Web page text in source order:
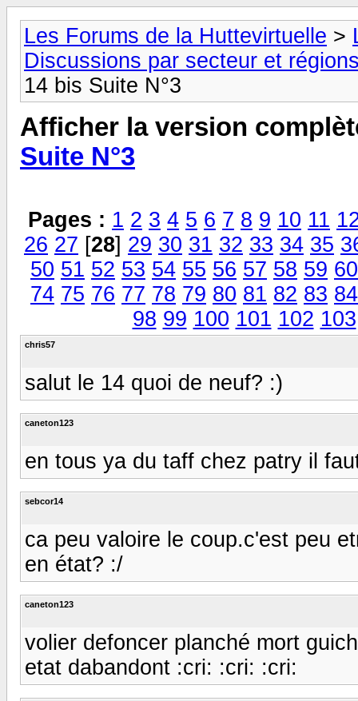
Les Forums de la Huttevirtuelle >
Discussions par secteur et
14 bis Suite N°3
Afficher la version
Suite N°3
Pages : 1 2 3 4 5 6 7 8 9 10 11
26 27 [28] 29 30 31 32 33 34 35
50 51 52 53 54 55 56 57 58 59 60
74 75 76 77 78 79 80 81 82 83 84
98 99 100 101 102 103
chris57
salut le 14 quoi de neuf? :)
caneton123
en tous ya du taff chez patry il
sebcor14
ca peu valoire le coup.c'est peu
en état? :/
caneton123
volier defoncer planché mort
etat dabandont :cri: :cri: :cri: